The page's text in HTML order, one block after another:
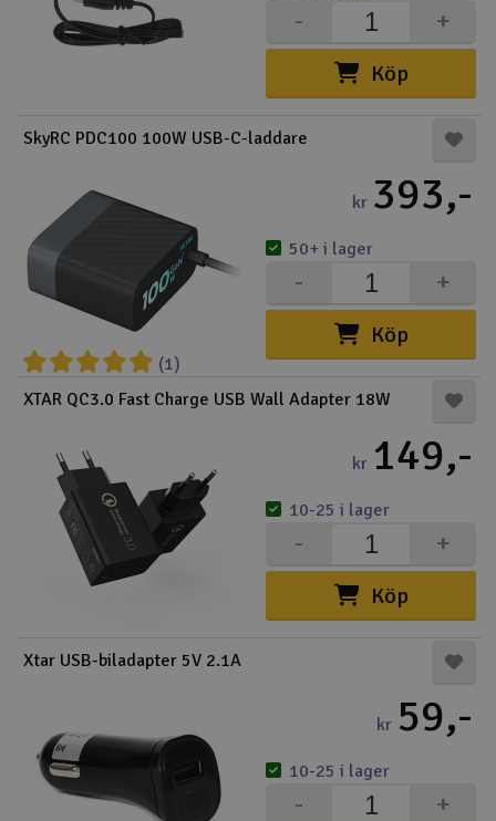
Köp
+
-
SkyRC PDC100 100W USB-C-laddare
(1)
kr 393,-
Köp
+
-
50+ i lager
XTAR QC3.0 Fast Charge USB Wall Adapter 18W
kr 149,-
Köp
+
-
10-25 i lager
Xtar USB-biladapter 5V 2.1A
kr 59,-
+
-
10-25 i lager